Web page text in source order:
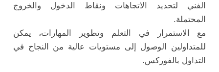
الفني لتحديد الاتجاهات ونقاط الدخول والخروج
المحتملة.
مع الاستمرار في التعلم وتطوير المهارات، يمكن
للمتداولين الوصول إلى مستويات عالية من النجاح في
التداول بالفوركس.